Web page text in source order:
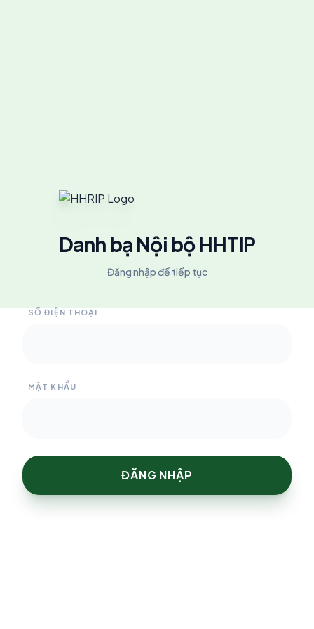
Danh bạ Nội bộ HHTIP
Đăng nhập để tiếp tục
SỐ ĐIỆN THOẠI
MẬT KHẨU
ĐĂNG NHẬP